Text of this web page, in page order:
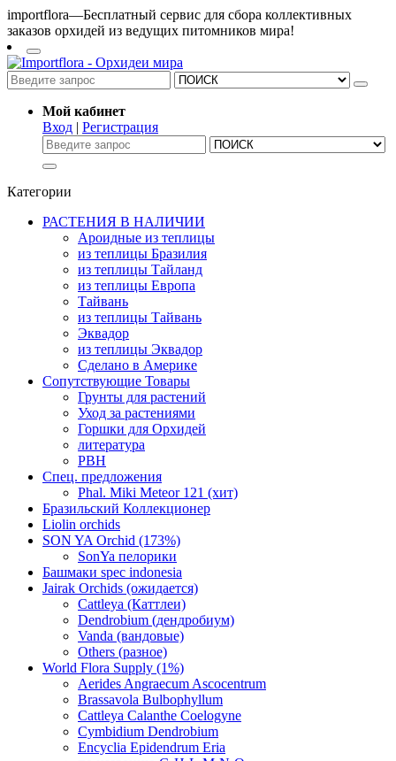
importflora—Бесплатный сервис для сбора коллективных
заказов орхидей из ведущих питомников мира!
Мой кабинет
Вход | Регистрация
Категории
РАСТЕНИЯ В НАЛИЧИИ
Ароидные из теплицы
из теплицы Бразилия
из теплицы Тайланд
из теплицы Европа
Тайвань
из теплицы Тайвань
Эквадор
из теплицы Эквадор
Сделано в Америке
Сопутствующие Товары
Грунты для растений
Уход за растениями
Горшки для Орхидей
литература
РВН
Спец. предложения
Phal. Miki Meteor 121 (хит)
Бразильский Коллекционер
Liolin orchids
SON YA Orchid (173%)
SonYa пелорики
Башмаки spec indonesia
Jairak Orchids (ожидается)
Cattleya (Каттлеи)
Dendrobium (дендробиум)
Vanda (вандовые)
Others (разное)
World Flora Supply (1%)
Aerides Angraecum Ascocentrum
Brassavola Bulbophyllum
Cattleya Calanthe Coelogyne
Cymbidium Dendrobium
Encyclia Epidendrum Eria